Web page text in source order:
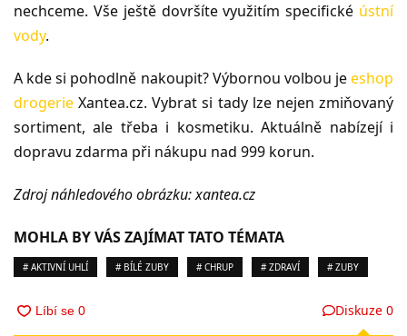
nechceme. Vše ještě dovršíte využitím specifické ústní
vody.
A kde si pohodlně nakoupit? Výbornou volbou jeeshop
drogerie Xantea.cz. Vybrat si tady lze nejen zmiňovaný
sortiment, ale třeba i kosmetiku. Aktuálně nabízejí i
dopravu zdarma při nákupu nad 999 korun.
Zdroj náhledového obrázku: xantea.cz
MOHLA BY VÁS ZAJÍMAT TATO TÉMATA
# AKTIVNÍ UHLÍ # BÍLÉ ZUBY # CHRUP # ZDRAVÍ # ZUBY
Diskuze 0